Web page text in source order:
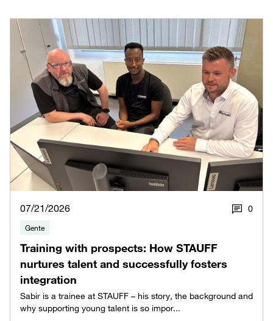
07/21/2026 0
Gente
Training with prospects: How STAUFF
nurtures talent and successfully fosters
integration
Sabir is a trainee at STAUFF – his story, the background and
why supporting young talent is so impor...